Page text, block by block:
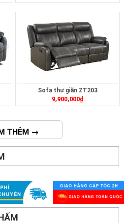
Sofa thư giãn ZT203
9,900,000₫
THÊM →